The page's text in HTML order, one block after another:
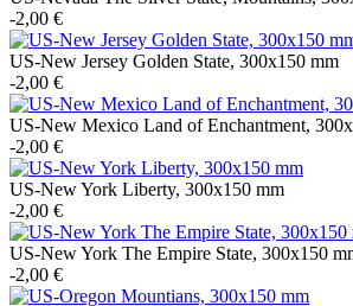
-2,00 €
US-New Jersey Golden State, 300x150 mm
-2,00 €
US-New Mexico Land of Enchantment,
-2,00 €
US-New York Liberty, 300x150 mm
-2,00 €
US-New York The Empire State, 300x150
-2,00 €